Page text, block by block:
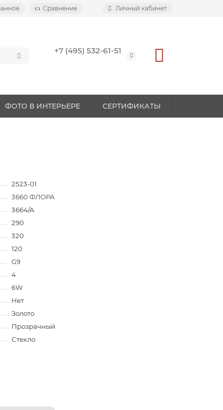
Сравнение Личный кабинет
+7 (495) 532-61-51
ФОТО В ИНТЕРЬЕРЕ СЕРТИФИКАТЫ
2523-01
3660 ФЛОРА
3664/A
290
320
120
G9
4
6W
Нет
Золото
Прозрачный
Стекло